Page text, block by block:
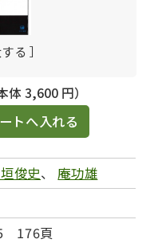
る ］
体 3,600 円）
トへ入れる
俊史、庵功雄
176頁